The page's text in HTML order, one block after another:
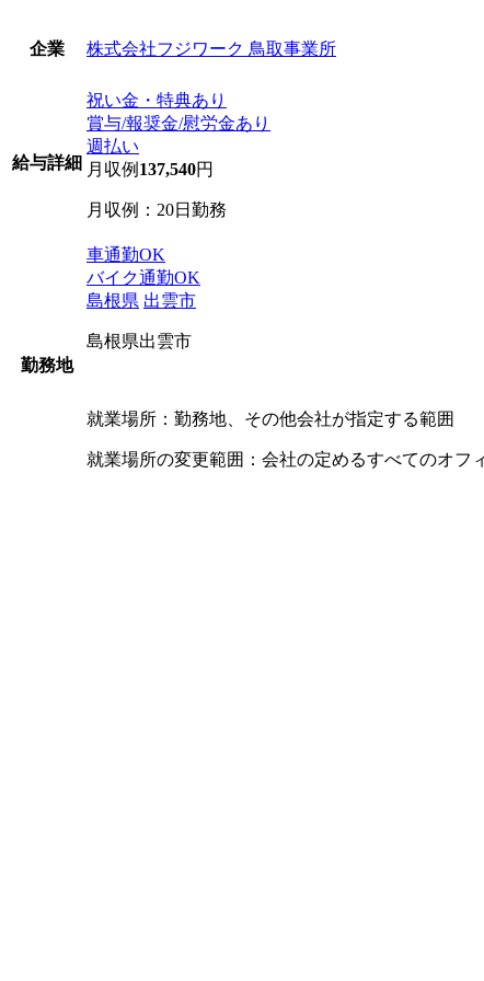
企業 株式会社フジワーク 鳥取事業所
給与詳細
祝い金・特典あり
賞与/報奨金/慰労金あり
週払い
月収例 137,540円
月収例：20日勤務
勤務地
車通勤OK
バイク通勤OK
島根県 出雲市
島根県出雲市
就業場所：勤務地、その他会社が指定する範囲
就業場所の変更範囲：会社の定めるすべてのオフ